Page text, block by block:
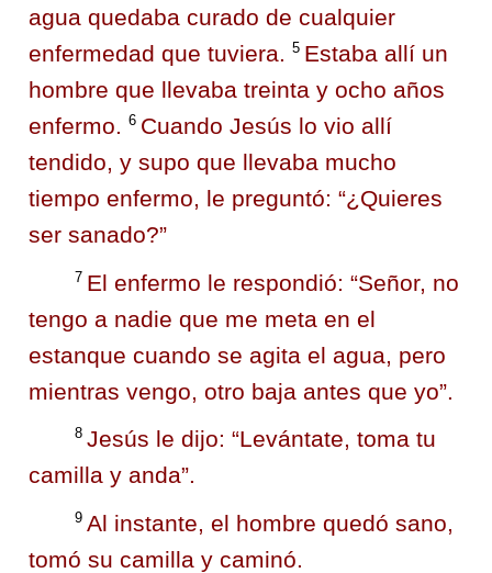
agua quedaba curado de cualquier
enfermedad que tuviera. 5 Estaba allí un
hombre que llevaba treinta y ocho años
enfermo. 6 Cuando Jesús lo vio allí
tendido, y supo que llevaba mucho
tiempo enfermo, le preguntó: “¿Quieres
ser sanado?”
7 El enfermo le respondió: “Señor, no
tengo a nadie que me meta en el
estanque cuando se agita el agua, pero
mientras vengo, otro baja antes que yo”.
8 Jesús le dijo: “Levántate, toma tu
camilla y anda”.
9 Al instante, el hombre quedó sano,
tomó su camilla y caminó.